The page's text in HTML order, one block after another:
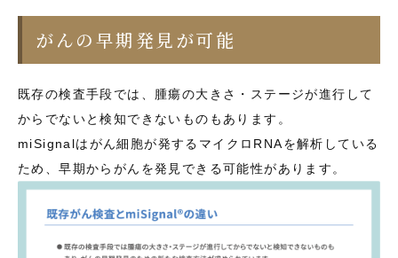
がんの早期発見が可能
既存の検査手段では、腫瘍の大きさ・ステージが進行して
からでないと検知できないものもあります。
miSignalはがん細胞が発するマイクロRNAを解析している
ため、早期からがんを発見できる可能性があります。